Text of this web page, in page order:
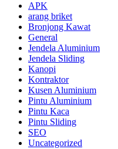
APK
arang briket
Bronjong Kawat
General
Jendela Aluminium
Jendela Sliding
Kanopi
Kontraktor
Kusen Aluminium
Pintu Aluminium
Pintu Kaca
Pintu Sliding
SEO
Uncategorized